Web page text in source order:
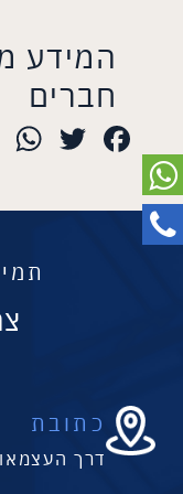
המידע
חברים
כתובת
דרך העצמאות 84, חיפה